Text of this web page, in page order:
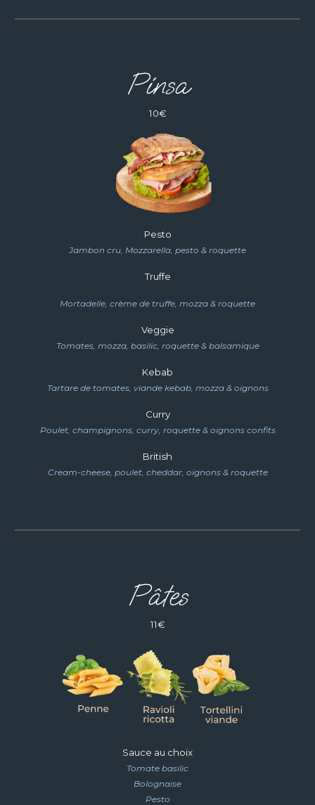
Pinsa
10€
Pesto
Jambon cru, Mozzarella, pesto & roquette
Truffe
Mortadelle, crème de truffe, mozza & roquette
Veggie
Tomates, mozza, basilic, roquette & balsamique
Kebab
Tartare de tomates, viande kebab, mozza & oignons
Curry
Poulet, champignons, curry, roquette & oignons confits
British
Cream-cheese, poulet, cheddar, oignons & roquette
Pâtes
11€
Sauce au choix
Tomate basilic
Bolognaise
Pesto